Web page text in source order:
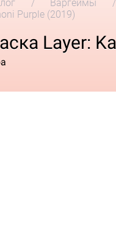
Варгеймы
Purple (2019)
Layer: